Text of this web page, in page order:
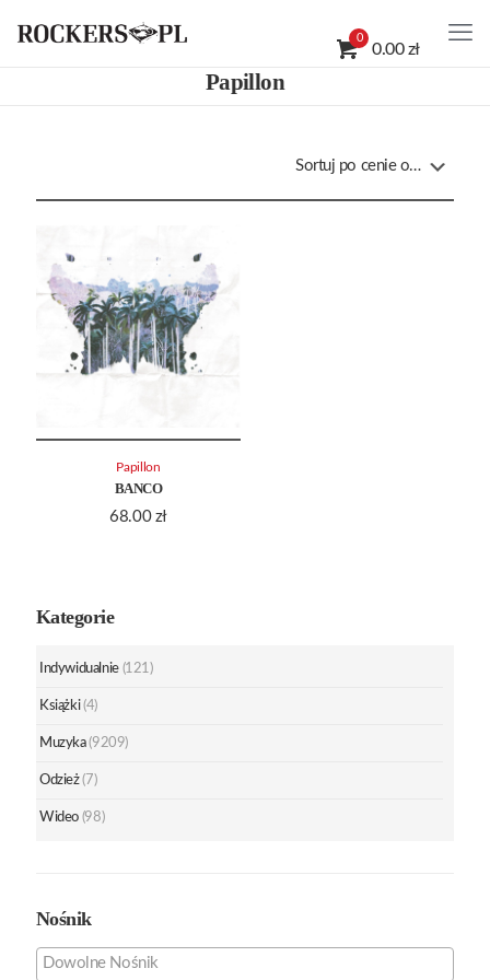
0
0.00 zł
Papillon
BANCO
68.00 zł
Papillon
Kategorie
Indywidualnie (121)
Książki (4)
Muzyka (9209)
Odzież (7)
Wideo (98)
Nośnik